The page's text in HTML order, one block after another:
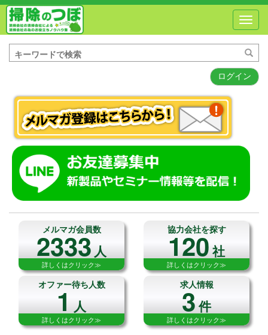
ログイン
メルマガ会員数
2333人
詳しくはクリック≫
協力会社を探す
120社
詳しくはクリック≫
オファー待ち人数
1人
詳しくはクリック≫
求人情報
3件
詳しくはクリック≫